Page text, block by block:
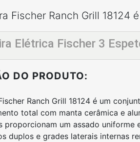
Fischer Ranch Grill
Elétrica Fischer 3
DO PRODUTO:
Ranch Grill 18124 é um
total com manta cerâmica e
proporcionam um assado uniforme
duplos e grades laterais internas